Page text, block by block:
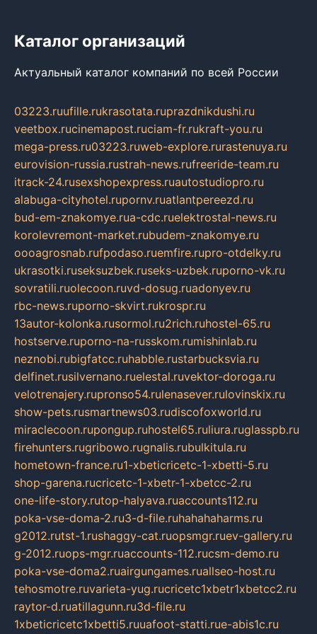
Каталог организаций
Актуальный каталог компаний по всей России
03223.ruufille.rukrasotata.ruprazdnikdushi.ru
veetbox.rucinemapost.ruciam-fr.rukraft-you.ru
mega-press.ru03223.ruweb-explore.rurastenuya.ru
eurovision-russia.rustrah-news.rufreeride-team.ru
itrack-24.rusexshopexpress.ruautostudiopro.ru
alabuga-cityhotel.rupornv.ruatlantpereezd.ru
bud-em-znakomye.rua-cdc.ruelektrostal-news.ru
korolevremont-market.rubudem-znakomye.ru
oooagrosnab.rufpodaso.ruemfire.rupro-otdelky.ru
ukrasotki.ruseksuzbek.ruseks-uzbek.ruporno-vk.ru
sovratili.ruolecoon.ruvd-dosug.ruadonyev.ru
rbc-news.ruporno-skvirt.rukrospr.ru
13autor-kolonka.rusormol.ru2rich.ruhostel-65.ru
hostserve.ruporno-na-russkom.rumishinlab.ru
neznobi.rubigfatcc.ruhabble.rustarbucksvia.ru
delfinet.rusilvernano.ruelestal.ruvektor-doroga.ru
velotrenajery.rupronso54.rulenasever.rulovinskix.ru
show-pets.rusmartnews03.rudiscofoxworld.ru
miraclecoon.rupongup.ruhostel65.ruliura.ruglasspb.ru
firehunters.rugribowo.rugnalis.rubulkitula.ru
hometown-france.ru1-xbeticricetc-1-xbetti-5.ru
shop-garena.rucricetc-1-xbetr-1-xbetcc-2.ru
one-life-story.rutop-halyava.ruaccounts112.ru
poka-vse-doma-2.ru3-d-file.ruhahahaharms.ru
g2012.rutst-1.rushaggy-cat.ruopsmgr.ruev-gallery.ru
g-2012.ruops-mgr.ruaccounts-112.rucsm-demo.ru
poka-vse-doma2.ruairgungames.ruallseo-host.ru
tehosmotre.ruvarieta-yug.rucricetc1xbetr1xbetcc2.ru
raytor-d.ruatillagunn.ru3d-file.ru
1xbeticricetc1xbetti5.ruuafoot-statti.rue-abis1c.ru